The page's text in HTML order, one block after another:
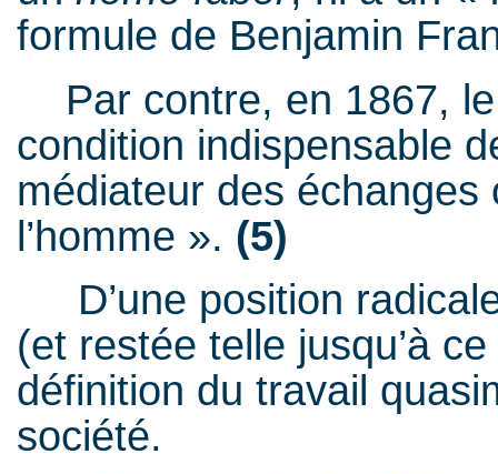
formule de Benjamin
Par contre, en 1867,
condition indispensable
médiateur des
l’homme ». (5)
D’une position
(et restée telle jusqu’à
définition du travail
société.